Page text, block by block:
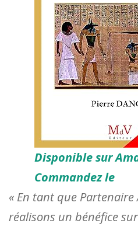
Disponible sur
Commandez le
« En tant que Partenaire
réalisons un bénéfice